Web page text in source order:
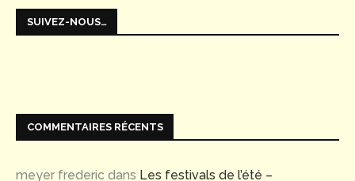
SUIVEZ-NOUS…
COMMENTAIRES RÉCENTS
meyer frederic dans Les festivals de l’été –